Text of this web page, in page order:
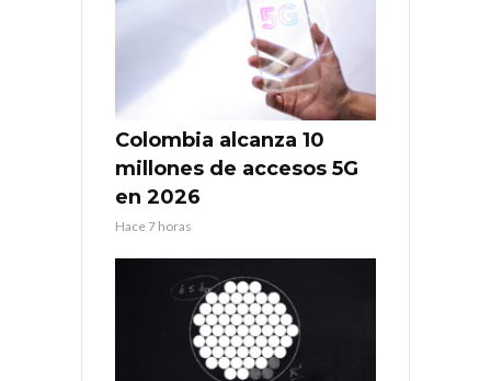
Colombia alcanza 10
millones de accesos 5G
en 2026
Hace 7 horas